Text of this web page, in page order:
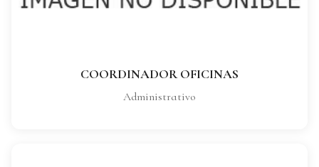
COORDINADOR OFICINAS
Administrativo